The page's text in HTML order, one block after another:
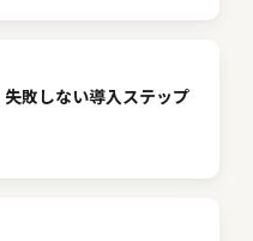
敗しない導入ステップ